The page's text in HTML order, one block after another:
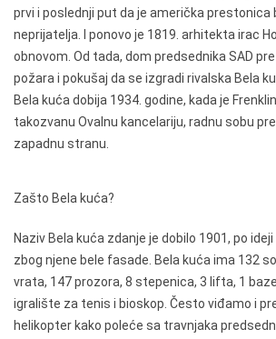
prvi i poslednji put da je američka prestonica
neprijatelja. I ponovo je 1819. arhitekta irac
obnovom. Od tada, dom predsednika SAD
požara i pokušaj da se izgradi rivalska Bela
Bela kuća dobija 1934. godine, kada je
takozvanu Ovalnu kancelariju, radnu sobu
zapadnu stranu.
Zašto Bela kuća?
Naziv Bela kuća zdanje je dobilo 1901, po
zbog njene bele fasade. Bela kuća ima 132
vrata, 147 prozora, 8 stepenica, 3 lifta, 1
igralište za tenis i bioskop. Često viđamo i
helikopter kako poleće sa travnjaka